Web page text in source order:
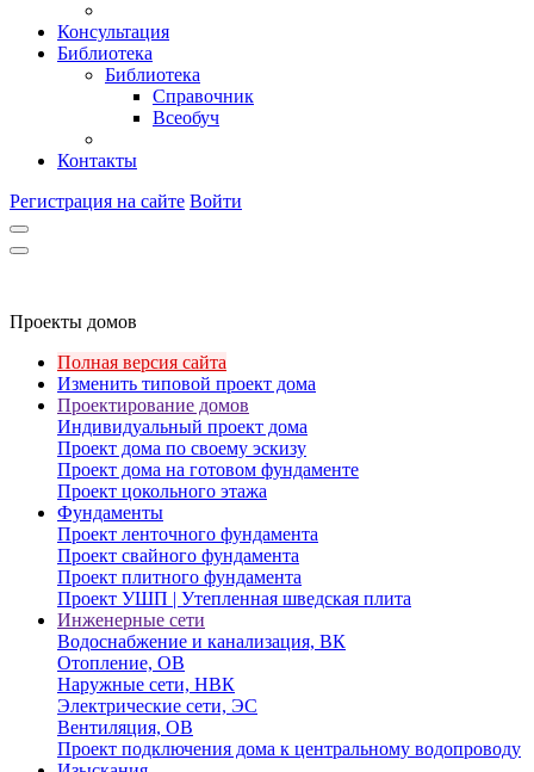
Консультация
Библиотека
Библиотека
Справочник
Всеобуч
Контакты
Регистрация на сайте Войти
Проекты домов
Полная версия сайта
Изменить типовой проект дома
Проектирование домов
Индивидуальный проект дома
Проект дома по своему эскизу
Проект дома на готовом фундаменте
Проект цокольного этажа
Фундаменты
Проект ленточного фундамента
Проект свайного фундамента
Проект плитного фундамента
Проект УШП | Утепленная шведская плита
Инженерные сети
Водоснабжение и канализация, ВК
Отопление, ОВ
Наружные сети, НВК
Электрические сети, ЭС
Вентиляция, ОВ
Проект подключения дома к центральному водопроводу